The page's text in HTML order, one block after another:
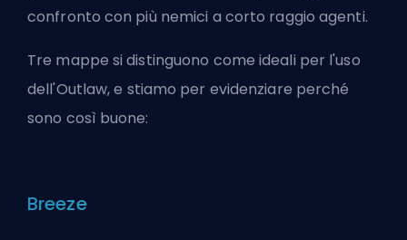
confronto con più nemici a corto raggioagenti.
Tre mappe si distinguono come ideali per l'uso
dell'Outlaw, e stiamo per evidenziare perché
sono così buone:
Breeze